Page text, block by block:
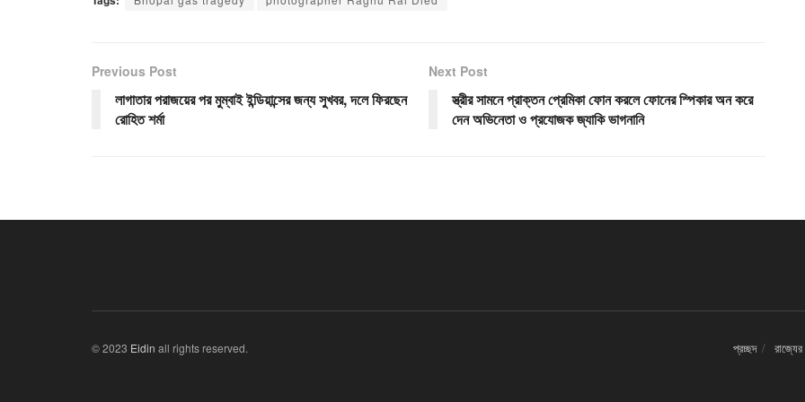
Previous Post
লাগাতার পরাজয়ের পর মুম্বাই ইন্ডিয়ান্সের জন্য সুখবর, দলে ফিরছেন
রোহিত শর্মা
Next Post
স্ত্রীর সামনে প্রাক্তন প্রেমিকা ফোন করলে ফোনের স্পিকার অন করে
দেন অভিনেতা ও প্রযোজক জ্যাকি ভাগনানি
প্রচ্ছদ
© 2023 Eidin all rights reserved.